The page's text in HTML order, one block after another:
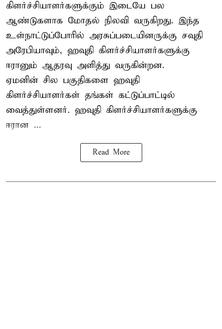
கிளர்ச்சியாளர்களுக்கும் இடையே பல
ஆண்டுகளாக மோதல் நிலவி வருகிறது. இந்த
உள்நாட்டுப்போரில் அரசுப்படையினருக்கு சவுதி
அரேபியாவும், ஹவுதி கிளர்ச்சியாளர்களுக்கு
ஈரானும் ஆதரவு அளித்து வருகின்றன.
ஏமனின் சில பகுதிகளை ஹவுதி
கிளர்ச்சியாளர்கள் தங்கள் கட்டுப்பாட்டில்
வைத்துள்ளனர். ஹவுதி கிளர்ச்சியாளர்களுக்கு
ஈரான ...
Read More